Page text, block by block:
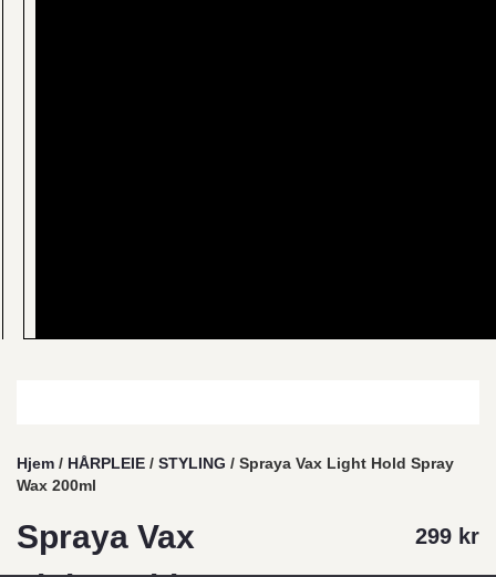
Hjem / HÅRPLEIE / STYLING / Spraya Vax Light Hold Spray
Wax 200ml
Spraya Vax
299 kr